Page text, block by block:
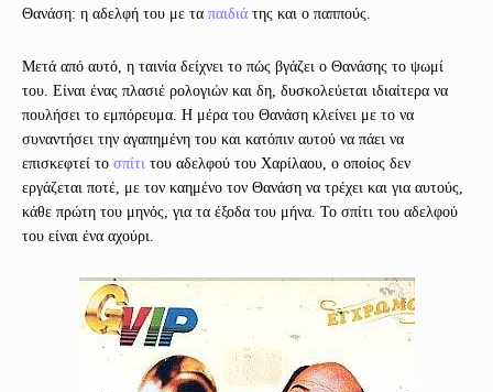
Θανάση: η αδελφή του με τα παιδιά της και ο παππούς.
Μετά από αυτό, η ταινία δείχνει το πώς βγάζει ο Θανάσης το ψωμί
του. Είναι ένας πλασιέ ρολογιών και δη, δυσκολεύεται ιδιαίτερα να
πουλήσει το εμπόρευμα. Η μέρα του Θανάση κλείνει με το να
συναντήσει την αγαπημένη του και κατόπιν αυτού να πάει να
επισκεφτεί το σπίτι του αδελφού του Χαρίλαου, ο οποίος δεν
εργάζεται ποτέ, με τον καημένο τον Θανάση να τρέχει και για αυτούς,
κάθε πρώτη του μηνός, για τα έξοδα του μήνα. Το σπίτι του αδελφού
του είναι ένα αχούρι.